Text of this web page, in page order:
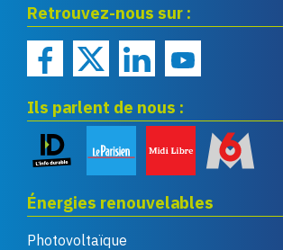
renouvelables
Retrouvez-nous sur :
Ils parlent de nous :
Énergies renouvelables
Photovoltaïque